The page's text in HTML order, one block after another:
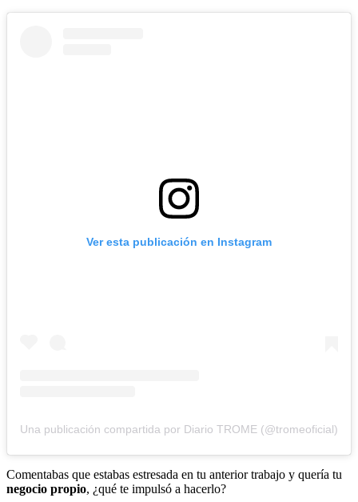
Ver esta publicación en Instagram
Una publicación compartida por Diario TROME (@tromeoficial)
Comentabas que estabas estresada en tu anterior trabajo y quería tu
negocio propio, ¿qué te impulsó a hacerlo?